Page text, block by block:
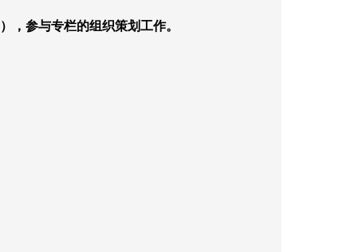
），参与专栏的组织策划工作。